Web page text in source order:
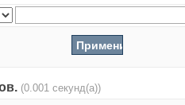
(0.001 секунд(а))